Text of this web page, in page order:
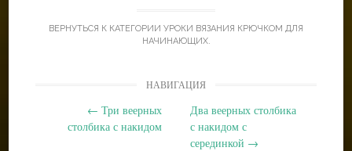
ВЕРНУТЬСЯ К КАТЕГОРИИ УРОКИ ВЯЗАНИЯ КРЮЧКОМ ДЛЯ
НАЧИНАЮЩИХ.
НАВИГАЦИЯ
← Три веерных
столбика с накидом
Два веерных столбика
с накидом с
серединкой →